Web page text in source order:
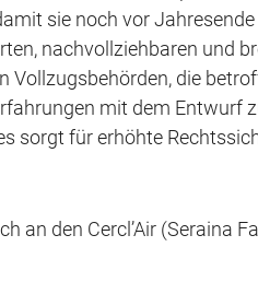
sie noch vor Jahresende
nachvollziehbaren und
Vollzugsbehörden, die
mit dem Entwurf
sorgt für erhöhte
an den Cercl’Air (Seraina